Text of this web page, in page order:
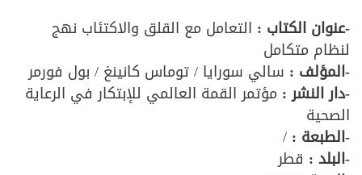
-عنوان الكتاب : التعامل مع القلق والاكتئاب نهج
لنظام متكامل
-المؤلف : سالي سورايا / توماس كانينغ / بول فورمر
-دار النشر : مؤتمر القمة العالمي للإبتكار في الرعاية
الصحية
-الطبعة : /
-البلد : قطر